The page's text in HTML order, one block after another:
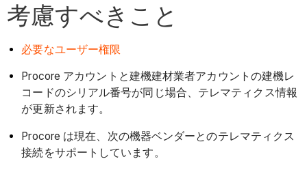
考慮すべきこと
必要なユーザー権限
Procore アカウントと建機建材業者アカウントの建機レ
コードのシリアル番号が同じ場合、テレマティクス情報
が更新されます。
Procore は現在、次の機器ベンダーとのテレマティクス
接続をサポートしています。